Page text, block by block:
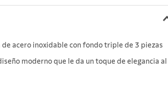
acero inoxidable con fondo triple de 3 piezas
moderno que le da un toque de elegancia al